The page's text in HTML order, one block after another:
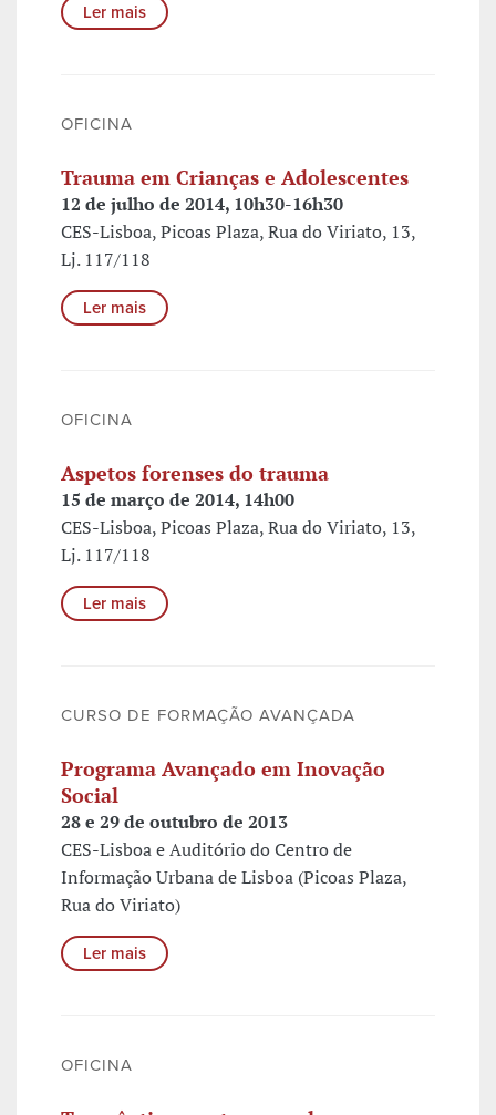
Ler mais
OFICINA
Trauma em Crianças e Adolescentes
12 de julho de 2014, 10h30-16h30
CES-Lisboa, Picoas Plaza, Rua do Viriato, 13,
Lj. 117/118
Ler mais
OFICINA
Aspetos forenses do trauma
15 de março de 2014, 14h00
CES-Lisboa, Picoas Plaza, Rua do Viriato, 13,
Lj. 117/118
Ler mais
CURSO DE FORMAÇÃO AVANÇADA
Programa Avançado em Inovação
Social
28 e 29 de outubro de 2013
CES-Lisboa e Auditório do Centro de
Informação Urbana de Lisboa (Picoas Plaza,
Rua do Viriato)
Ler mais
OFICINA